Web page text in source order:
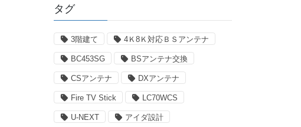
タグ
3階建て 4Ｋ8Ｋ対応ＢＳアンテナ
BC453SG BSアンテナ交換
CSアンテナ DXアンテナ
Fire TV Stick LC70WCS
U-NEXT アイダ設計